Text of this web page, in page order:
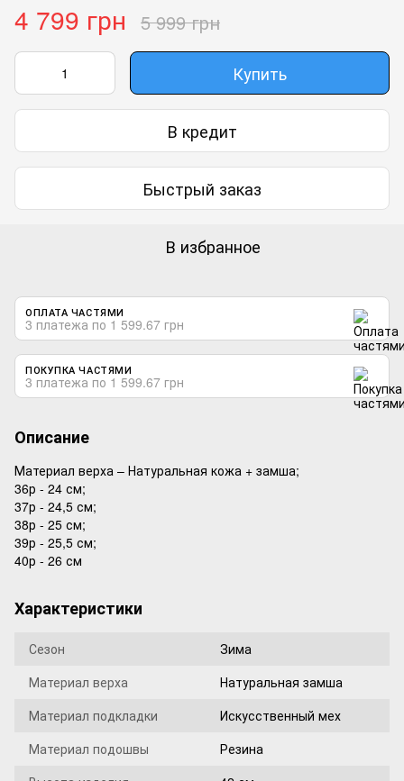
4 799 грн 5 999 грн
Купить
В кредит
Быстрый заказ
В избранное
ОПЛАТА ЧАСТЯМИ
3 платежа по 1 599.67 грн
ПОКУПКА ЧАСТЯМИ
3 платежа по 1 599.67 грн
Описание
Материал верха – Натуральная кожа + замша;
36р - 24 см;
37р - 24,5 см;
38р - 25 см;
39р - 25,5 см;
40р - 26 см
Характеристики
Сезон
Зима
Материал верха
Натуральная замша
Материал подкладки
Искусственный мех
Материал подошвы
Резина